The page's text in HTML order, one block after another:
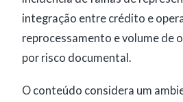
integração entre crédito e
reprocessamento e volume de
por risco documental.
O conteúdo considera um